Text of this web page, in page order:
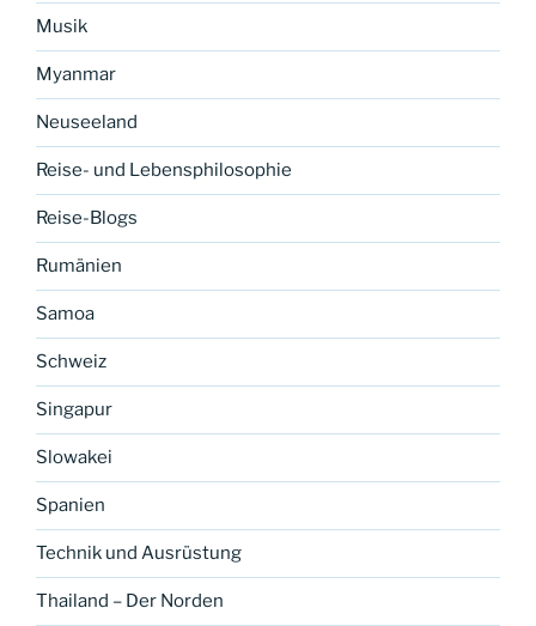
Musik
Myanmar
Neuseeland
Reise- und Lebensphilosophie
Reise-Blogs
Rumänien
Samoa
Schweiz
Singapur
Slowakei
Spanien
Technik und Ausrüstung
Thailand – Der Norden